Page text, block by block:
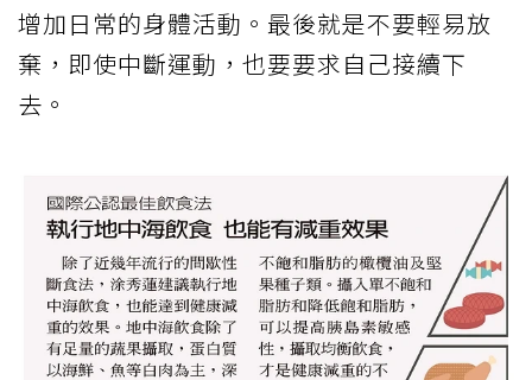
增加日常的身體活動。最後就是不要輕易放
棄，即使中斷運動，也要要求自己接續下
去。